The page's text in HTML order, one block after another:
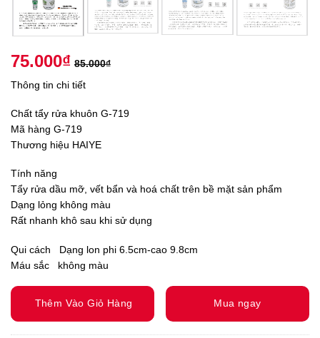
75.000₫ 85.000₫
Thông tin chi tiết
Chất tẩy rửa khuôn G-719
Mã hàng G-719
Thương hiệu HAIYE
Tính năng
Tẩy rửa dầu mỡ, vết bẩn và hoá chất trên bề mặt sản phẩm
Dạng lỏng không màu
Rất nhanh khô sau khi sử dụng
Qui cách Dạng lon phi 6.5cm-cao 9.8cm
Máu sắc không màu
Thêm Vào Giỏ Hàng Mua ngay